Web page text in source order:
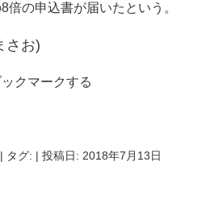
倍の申込書が届いたという。
さお)
クマークする
| タグ: | 投稿日: 2018年7月13日